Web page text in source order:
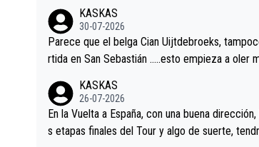
es.La única buena noticia es la mejoría de Enric
ebastian.Si en la Vuelta a Burgos sigue la
ener alguna sorpresa en la Vuelta.Ojalá.
KASKAS
30-07-2026
Parece que el belga Cian Uijtdebroeks,
rtida en San Sebastián …..esto empieza a oler
KASKAS
26-07-2026
En la Vuelta a España, con una buena
s etapas finales del Tour y algo de suerte,